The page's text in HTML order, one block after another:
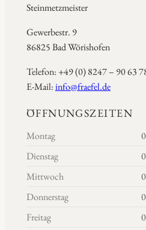
Steinmetzmeister
Gewerbestr. 9
86825 Bad Wörishofen
Telefon: +49 (0) 8247 – 90 63
E-Mail:info@fraefel.de
ÖFFNUNGSZEITEN
Montag
Dienstag
Mittwoch
Donnerstag
Freitag